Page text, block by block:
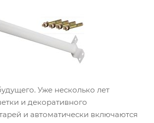
Уже несколько лет
и декоративного
и автоматически включаются